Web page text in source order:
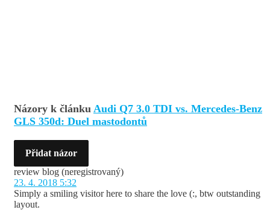
Názory k článku Audi Q7 3.0 TDI vs. Mercedes-Benz
GLS 350d: Duel mastodontů
Přidat názor
review blog (neregistrovaný)
23. 4. 2018 5:32
Simply a smiling visitor here to share the love (:, btw outstanding
layout.